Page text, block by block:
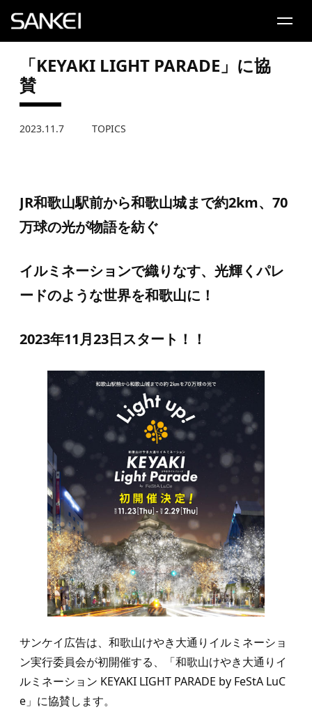
事業内容
Service
実績・事例
Works
採用
Recruit
FAQ
「KEYAKI LIGHT PARADE」に協
賛
2023.11.7 TOPICS
JR和歌山駅前から和歌山城まで約2km、 70
万球の光が物語を紡ぐ
イルミネーションで織りなす、光輝くパレ
ードのような世界を和歌山に！
2023年11月23日スタート！！
サンケイ広告は、和歌山けやき大通りイルミネーショ
ン実行委員会が初開催する、「和歌山けやき大通りイ
ルミネーション KEYAKI LIGHT PARADE by FeStA LuC
e」に協賛します。